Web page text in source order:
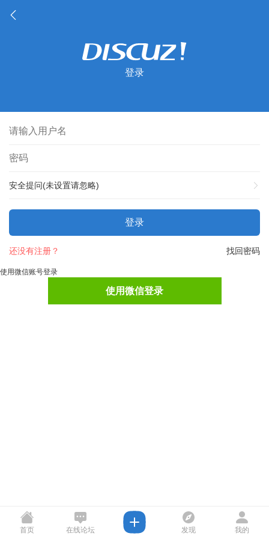
登录
安全提问(未设置请忽略)
登录
找回密码
还没有注册？
使用微信账号登录
使用微信登录
首页 在线论坛 发现 我的